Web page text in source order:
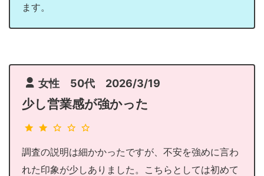
ます。
女性 50代 2026/3/19
少し営業感が強かった
調査の説明は細かかったですが、不安を強めに言わ
れた印象が少しありました。こちらとしては初めて